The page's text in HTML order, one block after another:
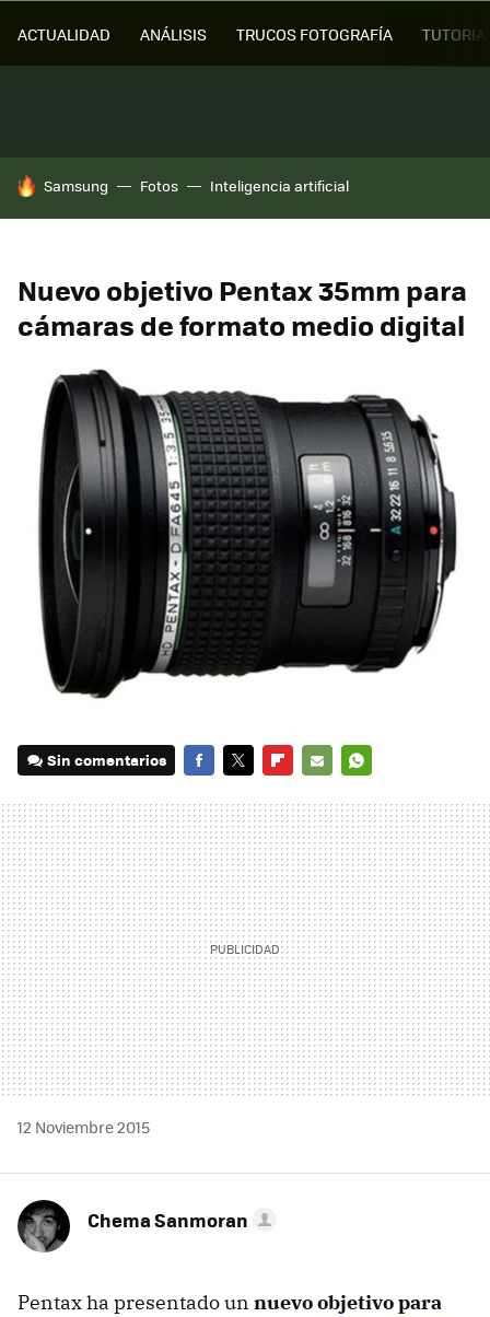
ACTUALIDAD ANÁLISIS TRUCOS FOTOGRAFÍA
HOY SE HABLA DE
Samsung Fotos Inteligencia artificial
Nuevo objetivo Pentax 35mm para
cámaras de formato medio digital
Sin comentarios
MAIL
12 Noviembre 2015
Chema Sanmoran
Pentax ha presentado un nuevo objetivo para